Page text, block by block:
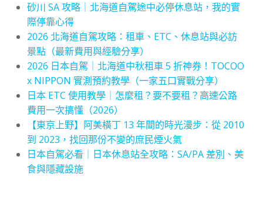
砂川 SA 攻略｜北海道自駕途中必停休息站，我的實
際停靠心得
2026 北海道自駕攻略：租車、ETC、休息站與必訪
景點（最新費用與經驗分享）
2026 日本自駕｜北海道中秋租車 5 折神券！TOCOO
x NIPPON 實測預約教學（一家五口實戰分享）
日本 ETC 使用教學｜怎麼租？要不要租？高速公路
費用一次搞懂（2026）
【東京上野】阿美橫丁 13 年間的時光漫步：從 2010
到 2023，找回那份不變的庶民煙火氣
日本自駕必看｜日本休息站全攻略：SA/PA 差別、美
食與隱藏設施